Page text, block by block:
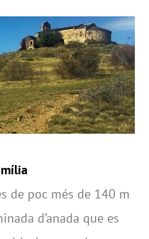
de poc més de 140 m
d’anada que es